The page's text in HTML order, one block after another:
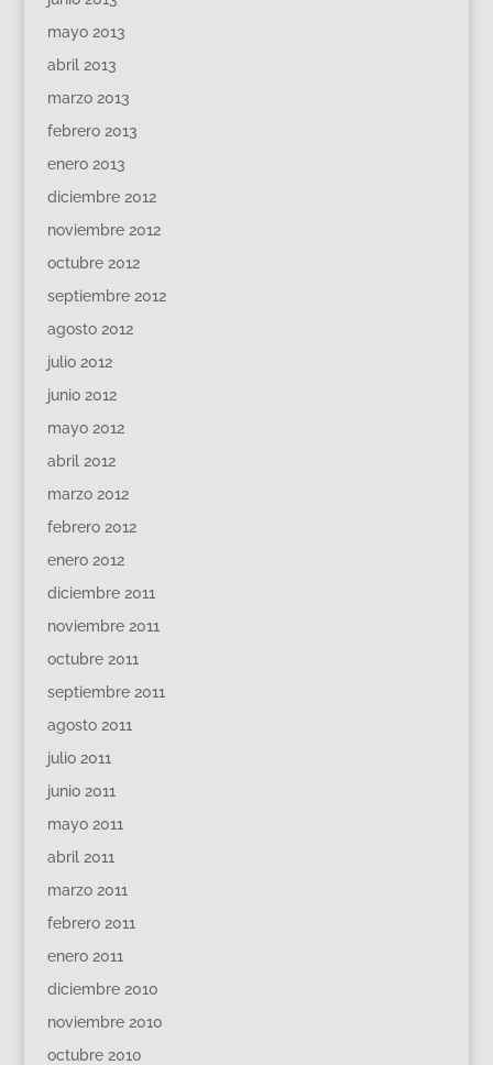
mayo 2013
abril 2013
marzo 2013
febrero 2013
enero 2013
diciembre 2012
noviembre 2012
octubre 2012
septiembre 2012
agosto 2012
julio 2012
junio 2012
mayo 2012
abril 2012
marzo 2012
febrero 2012
enero 2012
diciembre 2011
noviembre 2011
octubre 2011
septiembre 2011
agosto 2011
julio 2011
junio 2011
mayo 2011
abril 2011
marzo 2011
febrero 2011
enero 2011
diciembre 2010
noviembre 2010
octubre 2010